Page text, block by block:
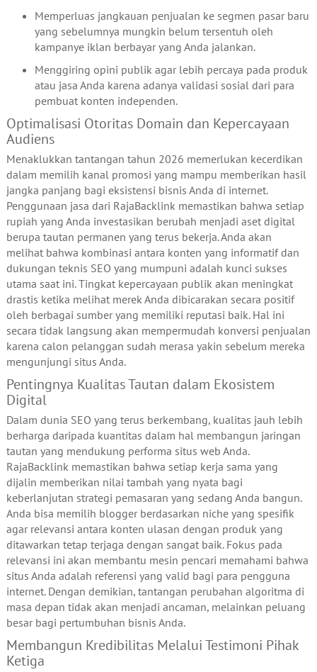
Memperluas jangkauan penjualan ke segmen pasar baru
yang sebelumnya mungkin belum tersentuh oleh
kampanye iklan berbayar yang Anda jalankan.
Menggiring opini publik agar lebih percaya pada produk
atau jasa Anda karena adanya validasi sosial dari para
pembuat konten independen.
Optimalisasi Otoritas Domain dan Kepercayaan
Audiens
Menaklukkan tantangan tahun 2026 memerlukan kecerdikan
dalam memilih kanal promosi yang mampu memberikan hasil
jangka panjang bagi eksistensi bisnis Anda di internet.
Penggunaan jasa dari RajaBacklink memastikan bahwa setiap
rupiah yang Anda investasikan berubah menjadi aset digital
berupa tautan permanen yang terus bekerja. Anda akan
melihat bahwa kombinasi antara konten yang informatif dan
dukungan teknis SEO yang mumpuni adalah kunci sukses
utama saat ini. Tingkat kepercayaan publik akan meningkat
drastis ketika melihat merek Anda dibicarakan secara positif
oleh berbagai sumber yang memiliki reputasi baik. Hal ini
secara tidak langsung akan mempermudah konversi penjualan
karena calon pelanggan sudah merasa yakin sebelum mereka
mengunjungi situs Anda.
Pentingnya Kualitas Tautan dalam Ekosistem
Digital
Dalam dunia SEO yang terus berkembang, kualitas jauh lebih
berharga daripada kuantitas dalam hal membangun jaringan
tautan yang mendukung performa situs web Anda.
RajaBacklink memastikan bahwa setiap kerja sama yang
dijalin memberikan nilai tambah yang nyata bagi
keberlanjutan strategi pemasaran yang sedang Anda bangun.
Anda bisa memilih blogger berdasarkan niche yang spesifik
agar relevansi antara konten ulasan dengan produk yang
ditawarkan tetap terjaga dengan sangat baik. Fokus pada
relevansi ini akan membantu mesin pencari memahami bahwa
situs Anda adalah referensi yang valid bagi para pengguna
internet. Dengan demikian, tantangan perubahan algoritma di
masa depan tidak akan menjadi ancaman, melainkan peluang
besar bagi pertumbuhan bisnis Anda.
Membangun Kredibilitas Melalui Testimoni Pihak
Ketiga